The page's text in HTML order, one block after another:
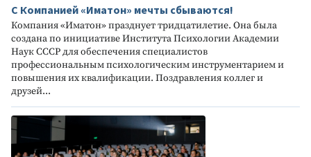
С Компанией «Иматон» мечты сбываются!
Компания «Иматон» празднует тридцатилетие. Она была
создана по инициативе Института Психологии Академии
Наук СССР для обеспечения специалистов
профессиональным психологическим инструментарием и
повышения их квалификации. Поздравления коллег и
друзей...